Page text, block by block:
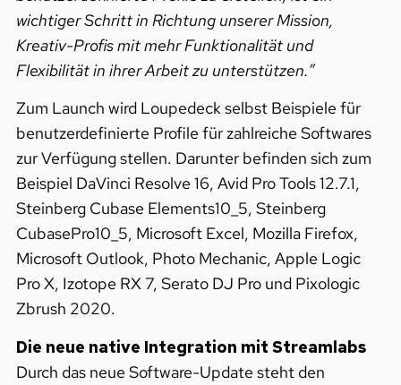
wichtiger Schritt in Richtung unserer Mission,
Kreativ-Profis mit mehr Funktionalität und
Flexibilität in ihrer Arbeit zu unterstützen.”
Zum Launch wird Loupedeck selbst Beispiele für
benutzerdefinierte Profile für zahlreiche Softwares
zur Verfügung stellen. Darunter befinden sich zum
Beispiel DaVinci Resolve 16, Avid Pro Tools 12.7.1,
Steinberg Cubase Elements10_5, Steinberg
CubasePro10_5, Microsoft Excel, Mozilla Firefox,
Microsoft Outlook, Photo Mechanic, Apple Logic
Pro X, Izotope RX 7, Serato DJ Pro und Pixologic
Zbrush 2020.
Die neue native Integration mit Streamlabs
Durch das neue Software-Update steht den